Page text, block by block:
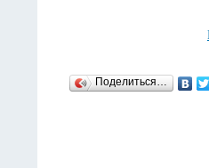
Поделиться…